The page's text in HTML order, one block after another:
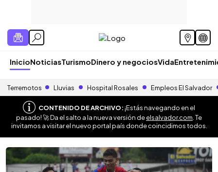
InicioNoticiasTurismoDinero y negociosVida
Terremotos Lluvias Hospital Rosales Empleos El Salvador
CONTENIDO DE ARCHIVO:¡Estás navegando en el
pasado! 🚀 Da el salto a la nueva versión deelsalvador.com . Te
invitamos a visitar el nuevo portal país donde coincidimos todos.